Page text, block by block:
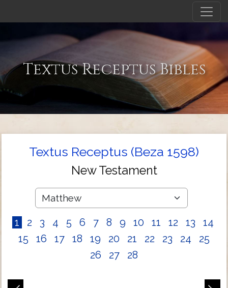
Textus Receptus Bibles
Textus Receptus (Beza 1598)
New Testament
1 2 3 4 5 6 7 8 9 10 11 12 13
14
15
16 17 18 19 20 21 22 23 24
25
26
27 28